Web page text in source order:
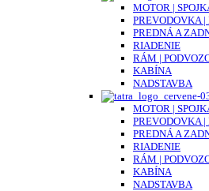
MOTOR |
PREVODOVKA
PREDNÁ A
RIADENIE
RÁM |
KABÍNA
NADSTAVBA
MOTOR |
PREVODOVKA
PREDNÁ A
RIADENIE
RÁM |
KABÍNA
NADSTAVBA